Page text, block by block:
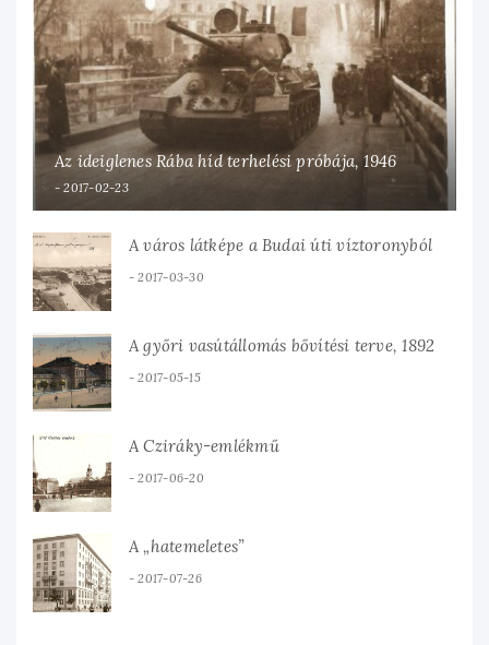
Az ideiglenes Rába híd terhelési próbája, 1946
2017-02-23
A város látképe a Budai úti víztoronyból
2017-03-30
A győri vasútállomás bővítési terve, 1892
2017-05-15
A Cziráky-emlékmű
2017-06-20
A „hatemeletes”
2017-07-26